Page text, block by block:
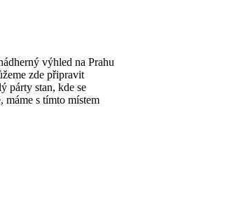
výhled na Prahu
zde připravit
párty stan, kde se
máme s tímto místem